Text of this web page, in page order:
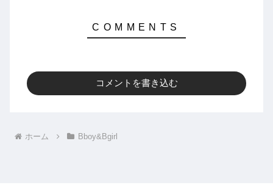
コメントを書き込む
ホーム Bboy&Bgirl